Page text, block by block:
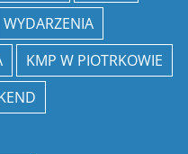
WYDARZENIA
KMP W PIOTRKOWIE